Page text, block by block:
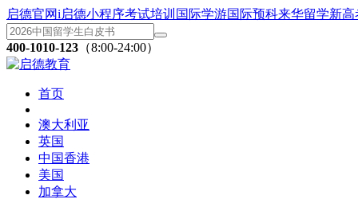
启德官网i启德小程序考试培训 国际学游国际预科来华留学新高
400-1010-123 （8:00-24:00）
首页
澳大利亚
英国
中国香港
美国
加拿大